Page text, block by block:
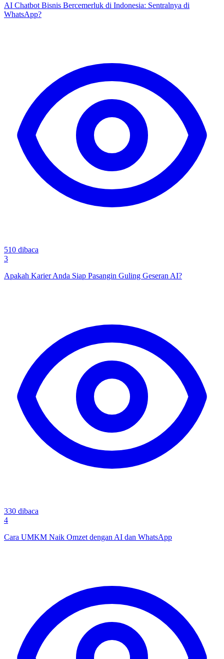
AI Chatbot Bisnis Bercemerluk di Indonesia: Sentralnya di
WhatsApp?
510 dibaca
3
Apakah Karier Anda Siap Pasangin Guling Geseran AI?
330 dibaca
4
Cara UMKM Naik Omzet dengan AI dan WhatsApp